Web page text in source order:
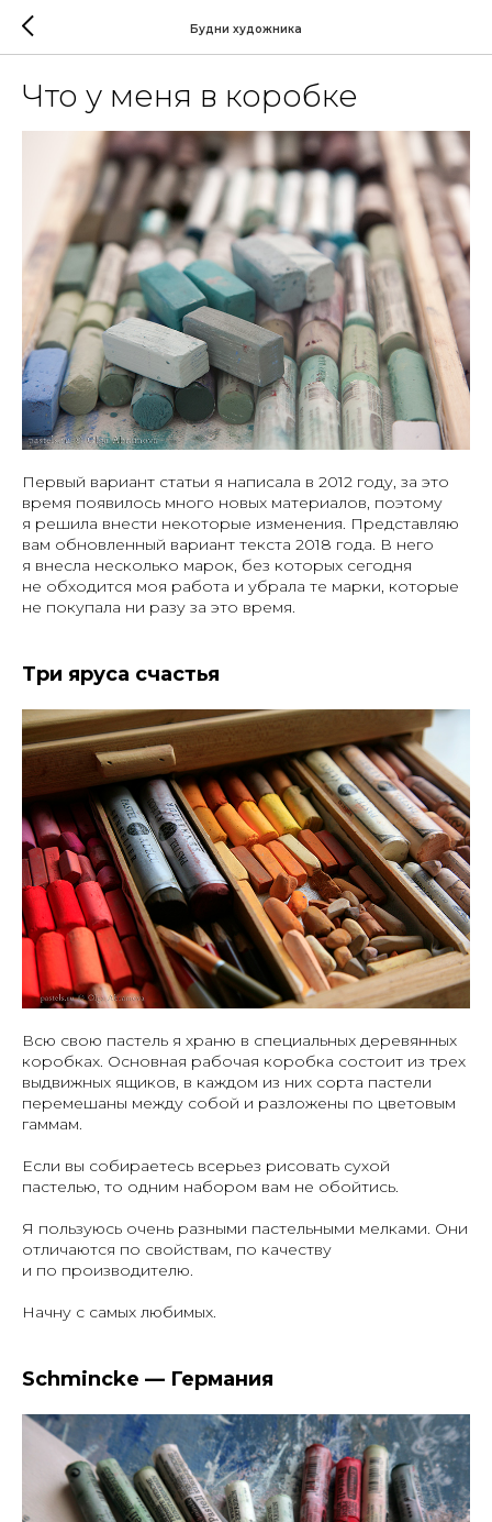
Будни художника
Что у меня в коробке
Первый вариант статьи я написала в 2012 году, за это
время появилось много новых материалов, поэтому
я решила внести некоторые изменения. Представляю
вам обновленный вариант текста 2018 года. В него
я внесла несколько марок, без которых сегодня
не обходится моя работа и убрала те марки, которые
не покупала ни разу за это время.
Три яруса счастья
Всю свою пастель я храню в специальных деревянных
коробках. Основная рабочая коробка состоит из трех
выдвижных ящиков, в каждом из них сорта пастели
перемешаны между собой и разложены по цветовым
гаммам.
Если вы собираетесь всерьез рисовать сухой
пастелью, то одним набором вам не обойтись.
Я пользуюсь очень разными пастельными мелками. Они
отличаются по свойствам, по качеству
и по производителю.
Начну с самых любимых.
Schmincke — Германия